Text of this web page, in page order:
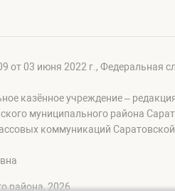
от 03 июня 2022 г., Федеральная
казённое учреждение –
муниципального района
коммуникаций
района, 2026